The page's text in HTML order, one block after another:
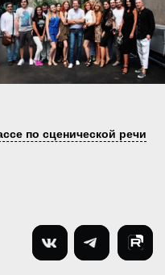
по сценической речи